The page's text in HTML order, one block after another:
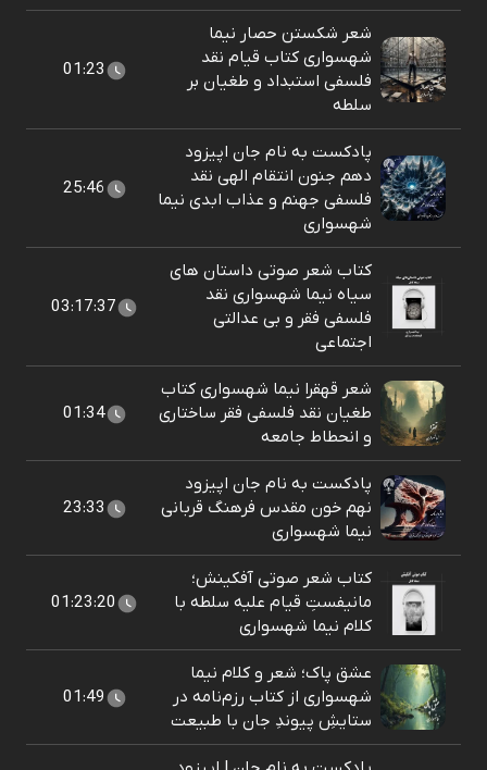
شعر شکستن حصار نیما
شهسواری کتاب قیام نقد
فلسفی استبداد و طغیان بر
سلطه
01:23
پادکست به نام جان اپیزود
دهم جنون انتقام الهی نقد
فلسفی جهنم و عذاب ابدی نیما
شهسواری
25:46
کتاب شعر صوتی داستان های
سیاه نیما شهسواری نقد
فلسفی فقر و بی عدالتی
اجتماعی
03:17:37
شعر قهقرا نیما شهسواری کتاب
طغیان نقد فلسفی فقر ساختاری
و انحطاط جامعه
01:34
پادکست به نام جان اپیزود
نهم خون مقدس فرهنگ قربانی
نیما شهسواری
23:33
کتاب شعر صوتی آفکینش؛
مانیفستِ قیام علیه سلطه با
کلام نیما شهسواری
01:23:20
عشق پاک؛ شعر و کلام نیما
شهسواری از کتاب رزم‌نامه در
ستایشِ پیوندِ جان با طبیعت
01:49